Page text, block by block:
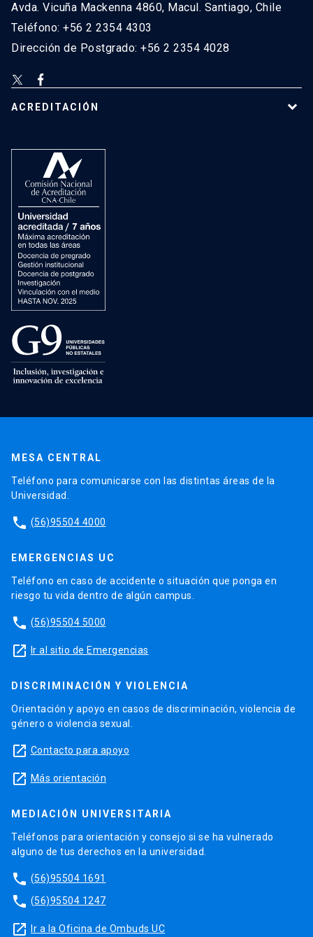
Avda. Vicuña Mackenna 4860, Macul. Santiago, Chile
Teléfono: +56 2 2354 4303
Dirección de Postgrado: +56 2 2354 4028
ACREDITACIÓN
MESA CENTRAL
Teléfono para comunicarse con las distintas áreas de la
Universidad.
phone (56)95504 4000
EMERGENCIAS UC
Teléfono en caso de accidente o situación que ponga en
riesgo tu vida dentro de algún campus.
phone (56)95504 5000
launch Ir al sitio de Emergencias
DISCRIMINACIÓN Y VIOLENCIA
Orientación y apoyo en casos de discriminación, violencia de
género o violencia sexual.
launch Contacto para apoyo
launch Más orientación
MEDIACIÓN UNIVERSITARIA
Teléfonos para orientación y consejo si se ha vulnerado
alguno de tus derechos en la universidad.
phone (56)95504 1691
phone (56)95504 1247
launch Ir a la Oficina de Ombuds UC